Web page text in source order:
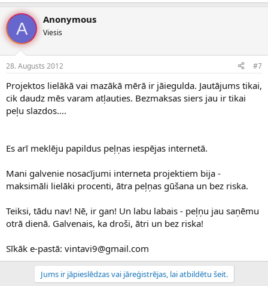
A Anonymous
Viesis
28. Augusts 2012 #7
Projektos lielākā vai mazākā mērā ir jāiegulda. Jautājums tikai,
cik daudz mēs varam atļauties. Bezmaksas siers jau ir tikai
peļu slazdos....
Es arī meklēju papildus peļņas iespējas internetā.
Mani galvenie nosacījumi interneta projektiem bija -
maksimāli lielāki procenti, ātra peļņas gūšana un bez riska.
Teiksi, tādu nav! Nē, ir gan! Un labu labais - peļņu jau saņēmu
otrā dienā. Galvenais, ka droši, ātri un bez riska!
Sīkāk e-pastā: vintavi9@gmail.com
Jums ir jāpieslēdzas vai jāreģistrējas, lai atbildētu šeit.